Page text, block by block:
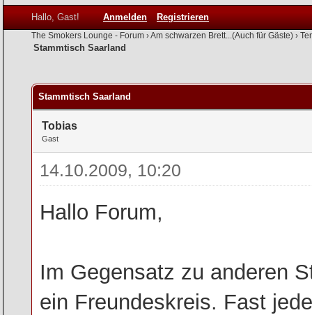
Hallo, Gast! Anmelden Registrieren
The Smokers Lounge - Forum ›Am schwarzen Brett...(Auch für Gäste) ›
Stammtisch Saarland
Stammtisch Saarland
Tobias
Gast
14.10.2009, 10:20
Hallo Forum,
Im Gegensatz zu anderen
ein Freundeskreis. Fast